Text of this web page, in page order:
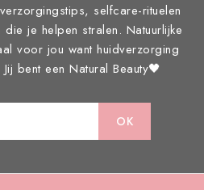
selfcare-rituelen
je helpen stralen. Natuurlijke
voor jou want huidverzorging
bent een Natural Beauty🖤